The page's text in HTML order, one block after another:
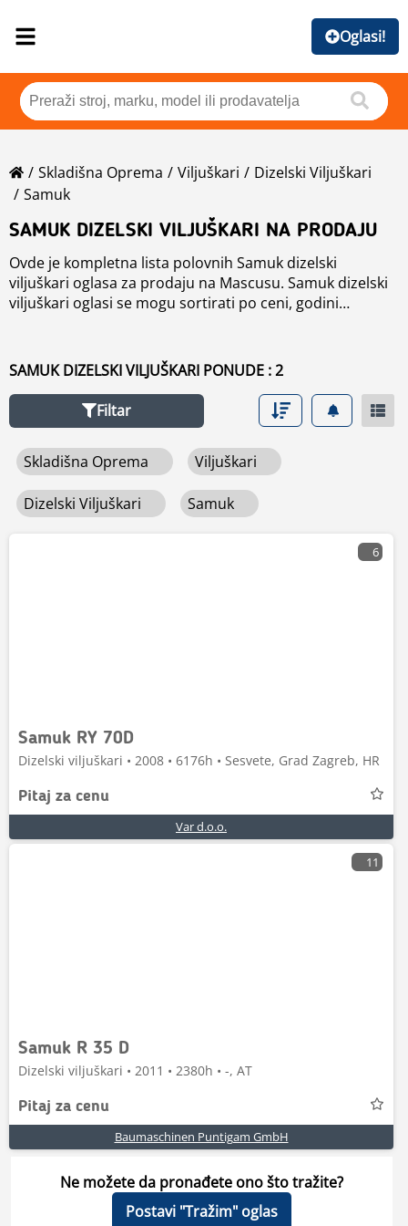
Oglasi!
Skladišna Oprema Viljuškari
Dizelski Viljuškari
Samuk
SAMUK DIZELSKI VILJUŠKARI NA PRODAJU
Ovde je kompletna lista polovnih Samuk dizelski
viljuškari oglasa za prodaju na Mascusu. Samuk dizelski
viljuškari oglasi se mogu sortirati po ceni, godini
viljuškari u odeljku Brendovi.
SAMUK DIZELSKI VILJUŠKARI PONUDE : 2
Filtar
Skladišna Oprema Viljuškari
Dizelski Viljuškari Samuk
6
Samuk RY 70D
Dizelski viljuškari • 2008 • 6176h • Sesvete, Grad Zagreb, HR
Pitaj za cenu
Var d.o.o.
11
Samuk R 35 D
Dizelski viljuškari • 2011 • 2380h • -, AT
Pitaj za cenu
Baumaschinen Puntigam GmbH
Ne možete da pronađete ono što tražite?
Postavi "Tražim" oglas